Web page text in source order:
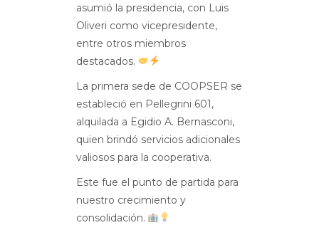
asumió la presidencia, con Luis
Oliveri como vicepresidente,
entre otros miembros
destacados.
La primera sede de COOPSER se
estableció en Pellegrini 601,
alquilada a Egidio A. Bernasconi,
quien brindó servicios adicionales
valiosos para la cooperativa.
Este fue el punto de partida para
nuestro crecimiento y
consolidación.